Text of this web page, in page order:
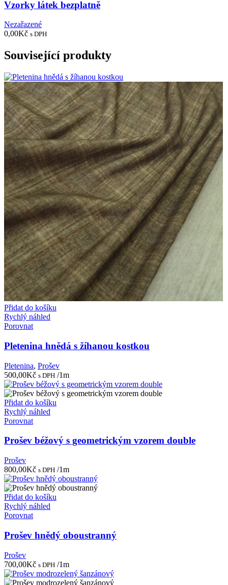
Vzorky látek bezplatně
Nezařazené
0,00Kč s DPH
Související produkty
Přidat do košíku
Rychlý náhled
Porovnat
Pletenina hnědá s žíhanou kostkou
Pletenina, Prošev
500,00Kč s DPH /1m
Přidat do košíku
Rychlý náhled
Porovnat
Prošev béžový s geometrickým vzorem double
Prošev
800,00Kč s DPH /1m
Přidat do košíku
Rychlý náhled
Porovnat
Prošev hnědý oboustranný
Prošev
700,00Kč s DPH /1m